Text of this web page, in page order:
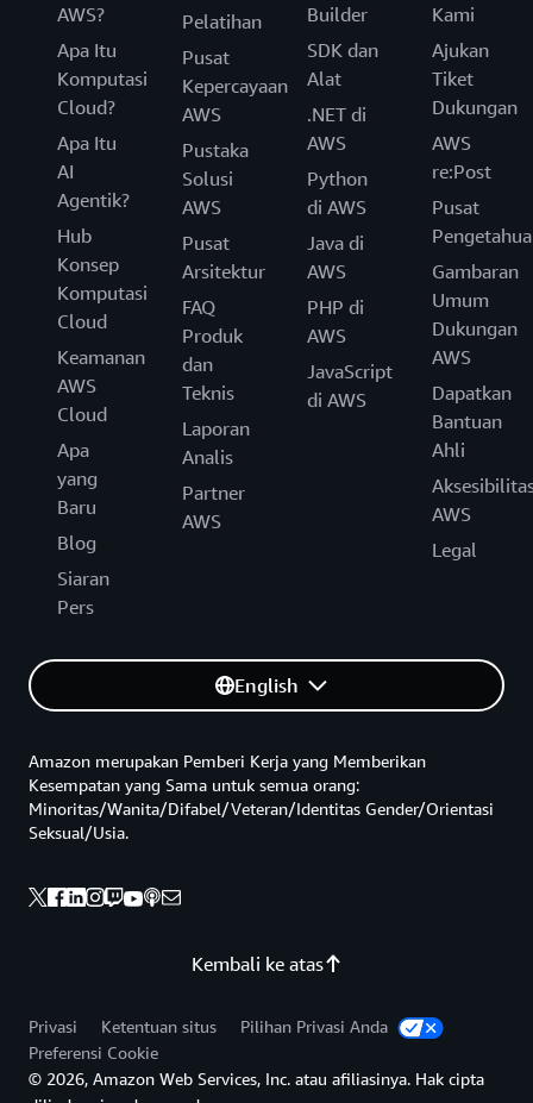
AWS?
Apa Itu
Komputasi
Cloud?
Apa Itu
AI
Agentik?
Hub
Konsep
Komputasi
Cloud
Keamanan
AWS
Cloud
Apa
yang
Baru
Blog
Siaran
Pers
Pelatihan
Pusat
Kepercayaan
AWS
Pustaka
Solusi
AWS
Pusat
Arsitektur
FAQ
Produk
dan
Teknis
Laporan
Analis
Partner
AWS
Builder
SDK dan
Alat
.NET di
AWS
Python
di AWS
Java di
AWS
PHP di
AWS
JavaScript
di AWS
Kami
Ajukan
Tiket
Dukungan
AWS
re:Post
Pusat
Gambaran
Umum
Dukungan
AWS
Dapatkan
Bantuan
Ahli
AWS
Legal
English
Kembali ke atas
Amazon merupakan Pemberi Kerja yang Memberikan
Kesempatan yang Sama untuk semua orang:
Minoritas/Wanita/Difabel/Veteran/Identitas Gender/Orientasi
Seksual/Usia.
Privasi Ketentuan situs
Pilihan Privasi Anda
Preferensi Cookie
© 2026, Amazon Web Services, Inc. atau afiliasinya. Hak cipta